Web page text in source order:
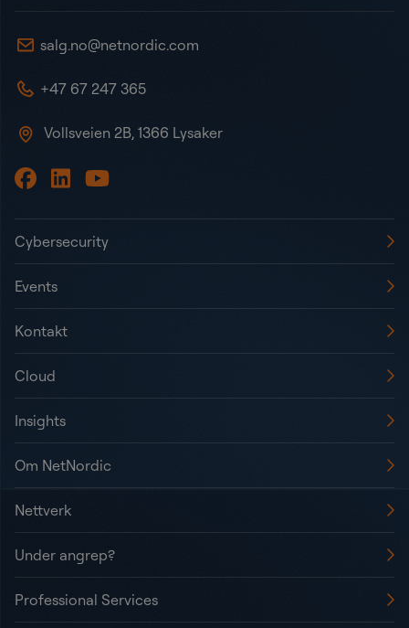
salg.no@netnordic.com
+47 67 247 365
Vollsveien 2B, 1366 Lysaker
Cybersecurity
Events
Kontakt
Cloud
Insights
Om NetNordic
Nettverk
Under angrep?
Professional Services